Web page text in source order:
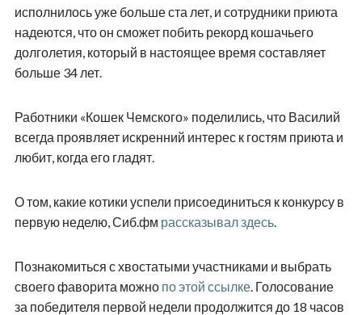
исполнилось уже больше ста лет, и сотрудники приюта
надеются, что он сможет побить рекорд кошачьего
долголетия, который в настоящее время составляет
больше 34 лет.
Работники «Кошек Чемского» поделились, что Василий
всегда проявляет искренний интерес к гостям приюта и
любит, когда его гладят.
О том, какие котики успели присоединиться к конкурсу в
первую неделю, Сиб.фм рассказывал здесь.
Познакомиться с хвостатыми участниками и выбрать
своего фаворита можно по этой ссылке. Голосование
за победителя первой недели продолжится до 18 часов